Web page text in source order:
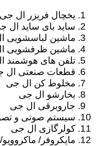
یخچال فریزر ال جی
ساید بای ساید ال
ماشین لباسشویی
ماشین ظرفشویی
تلفن های هوشمند
قطعات صنعتی ال
مخلوط کن ال جی
بخارشو ال جی
جاروبرقی ال جی
سیستم صوتی و
کولرگازی ال جی
مایکروفر/